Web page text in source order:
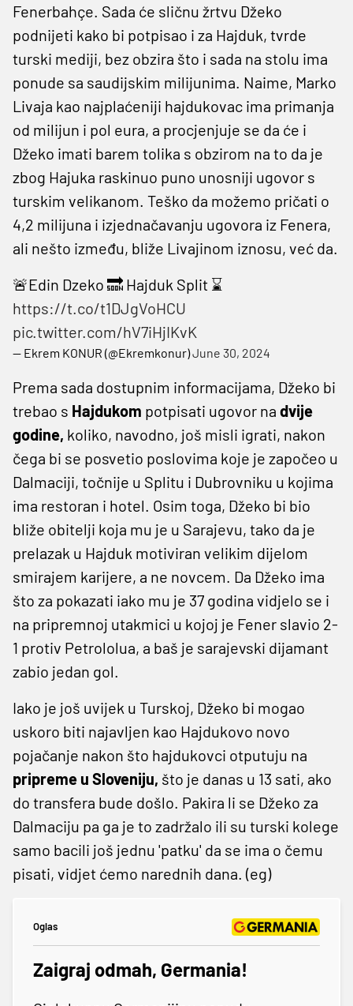
Fenerbahçe. Sada će sličnu žrtvu Džeko
podnijeti kako bi potpisao i za Hajduk, tvrde
turski mediji, bez obzira što i sada na stolu ima
ponude sa saudijskim milijunima. Naime, Marko
Livaja kao najplaćeniji hajdukovac ima primanja
od milijun i pol eura, a procjenjuje se da će i
Džeko imati barem tolika s obzirom na to da je
zbog Hajuka raskinuo puno unosniji ugovor s
turskim velikanom. Teško da možemo pričati o
4,2 milijuna i izjednačavanju ugovora iz Fenera,
ali nešto između, bliže Livajinom iznosu, već da.
🚨Edin Dzeko 🔜 Hajduk Split ⌛
https://t.co/t1DJgVoHCU
pic.twitter.com/hV7iHjIKvK
— Ekrem KONUR (@Ekremkonur)June 30, 2024
Prema sada dostupnim informacijama, Džeko bi
trebao s Hajdukom potpisati ugovor na dvije
godine, koliko, navodno, još misli igrati, nakon
čega bi se posvetio poslovima koje je započeo u
Dalmaciji, točnije u Splitu i Dubrovniku u kojima
ima restoran i hotel. Osim toga, Džeko bi bio
bliže obitelji koja mu je u Sarajevu, tako da je
prelazak u Hajduk motiviran velikim dijelom
smirajem karijere, a ne novcem. Da Džeko ima
što za pokazati iako mu je 37 godina vidjelo se i
na pripremnoj utakmici u kojoj je Fener slavio 2-
1 protiv Petrololua, a baš je sarajevski dijamant
zabio jedan gol.
Iako je još uvijek u Turskoj, Džeko bi mogao
uskoro biti najavljen kao Hajdukovo novo
pojačanje nakon što hajdukovci otputuju na
pripreme u Sloveniju, što je danas u 13 sati, ako
do transfera bude došlo. Pakira li se Džeko za
Dalmaciju pa ga je to zadržalo ili su turski kolege
samo bacili još jednu 'patku' da se ima o čemu
pisati, vidjet ćemo narednih dana. (eg)
Oglas
Zaigraj odmah, Germania!